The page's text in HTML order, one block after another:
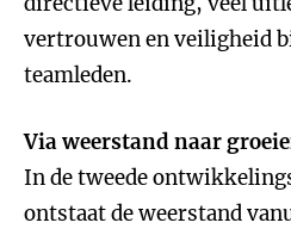
vertrouwen en veiligheid
teamleden.
Via weerstand naar
In de tweede
ontstaat de weerstand